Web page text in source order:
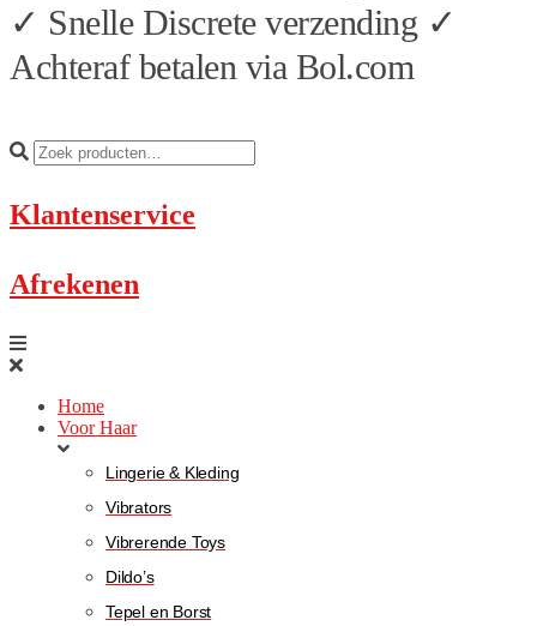
✓ Snelle Discrete verzending ✓
Achteraf betalen via Bol.com
Klantenservice
Afrekenen
Home
Voor Haar
Lingerie & Kleding
Vibrators
Vibrerende Toys
Dildo’s
Tepel en Borst